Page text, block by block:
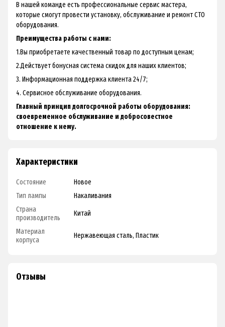
В нашей команде есть профессиональные сервис мастера,
которые смогут провести установку, обслуживание и ремонт СТО
оборудования.
Преимущества работы с нами:
1.Вы приобретаете качественный товар по доступным ценам;
2.Действует бонусная система скидок для наших клиентов;
3. Информационная поддержка клиента 24/7;
4. Сервисное обслуживание оборудования.
Главный принцип долгосрочной работы оборудования:
своевременное обслуживание и добросовестное
отношение к нему.
Характеристики
Состояние
Новое
Тип лампы
Накаливания
Страна
производитель
Китай
Материал
корпуса
Нержавеющая сталь, Пластик
Отзывы